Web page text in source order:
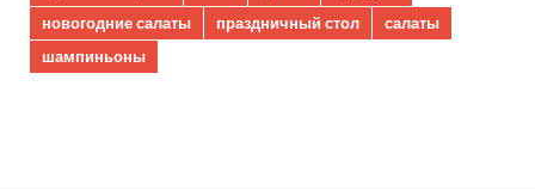
новогодние салаты
праздничный стол
салаты
шампиньоны